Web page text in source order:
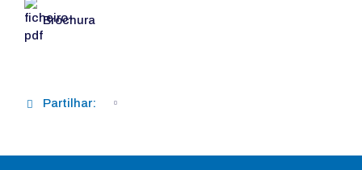
Brochura
Partilhar: